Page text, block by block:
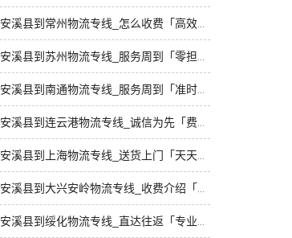
安溪县到常州物流专线_怎么收费「高效运输」
安溪县到苏州物流专线_服务周到「零担配货」
安溪县到南通物流专线_服务周到「准时准点」
安溪县到连云港物流专线_诚信为先「费用多少」
安溪县到上海物流专线_送货上门「天天发车」
安溪县到大兴安岭物流专线_收费介绍「实时反馈」
安溪县到绥化物流专线_直达往返「专业靠谱」